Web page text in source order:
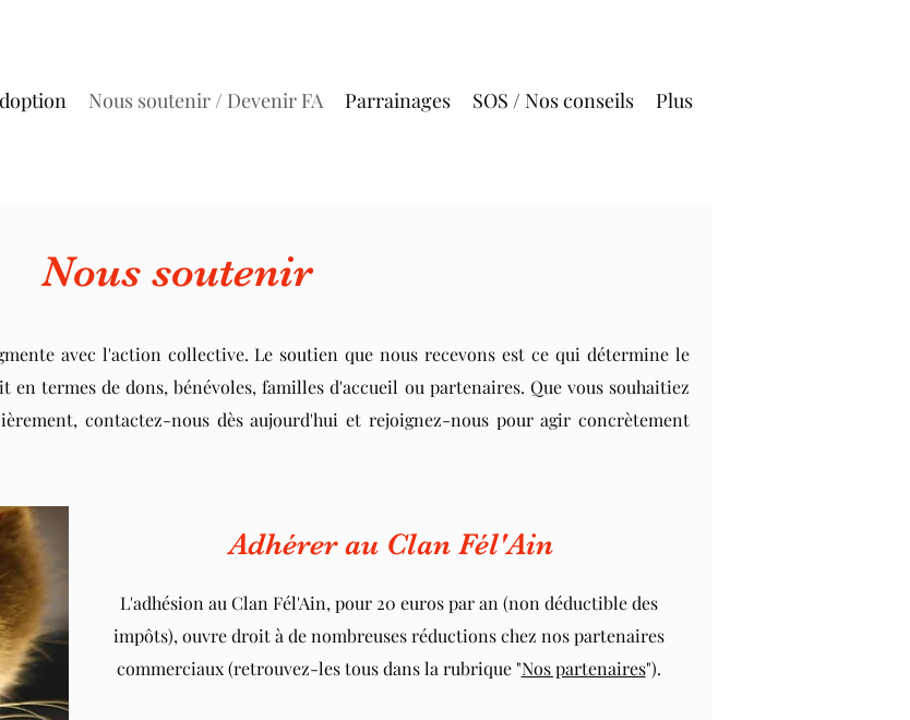
Nous soutenir / Devenir FA Parrainages SOS / Nos conseils Plus
Nous soutenir
avec l'action collective. Le soutien que nous recevons est ce qui détermine le
en termes de dons, bénévoles, familles d'accueil ou partenaires. Que vous souhaitiez
contactez-nous dès aujourd'hui et rejoignez-nous pour agir concrètement
Adhérer au Clan Fél'Ain
L'adhésion au Clan Fél'Ain, pour 20 euros par an (non déductible des
impôts), ouvre droit à de nombreuses réductions chez nos partenaires
commerciaux (retrouvez-les tous dans la rubrique "Nos partenaires").